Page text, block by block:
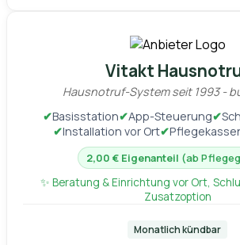
Vitakt
Hausnotruf-System seit 1993 -
✔Basisstation✔App-Steuerung✔
✔Installation vor Ort✔
2,00 € Eigenanteil (ab
✨ Beratung & Einrichtung vor Ort,
Zusatzoption
Monatlich kündbar